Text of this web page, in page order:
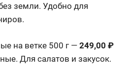
земли. Удобно для
на ветке 500 г — 249,00 ₽
Для салатов и закусок.